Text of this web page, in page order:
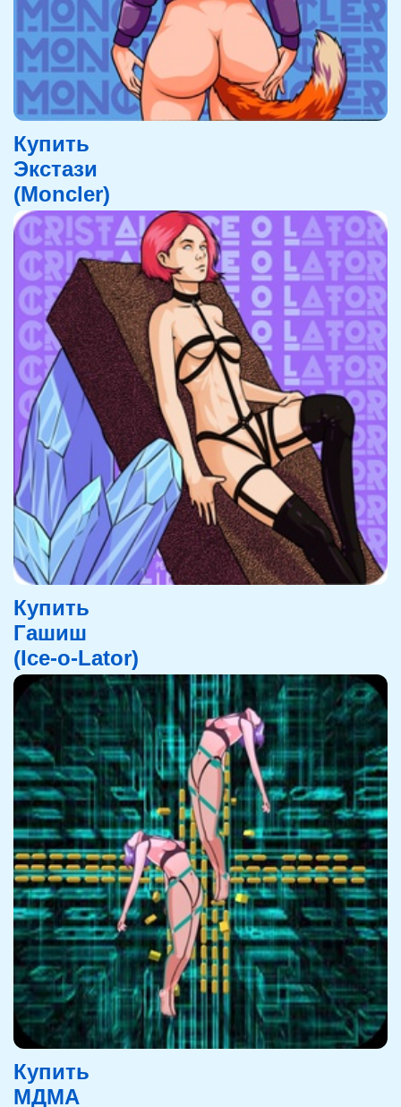
Купить
Экстази
(Moncler)
Купить
Гашиш
(Ice-o-Lator)
Купить
МДМА